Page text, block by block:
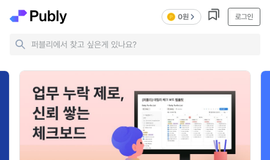
0원 로그인
퍼블리에서 찾고 싶은게 있나요?